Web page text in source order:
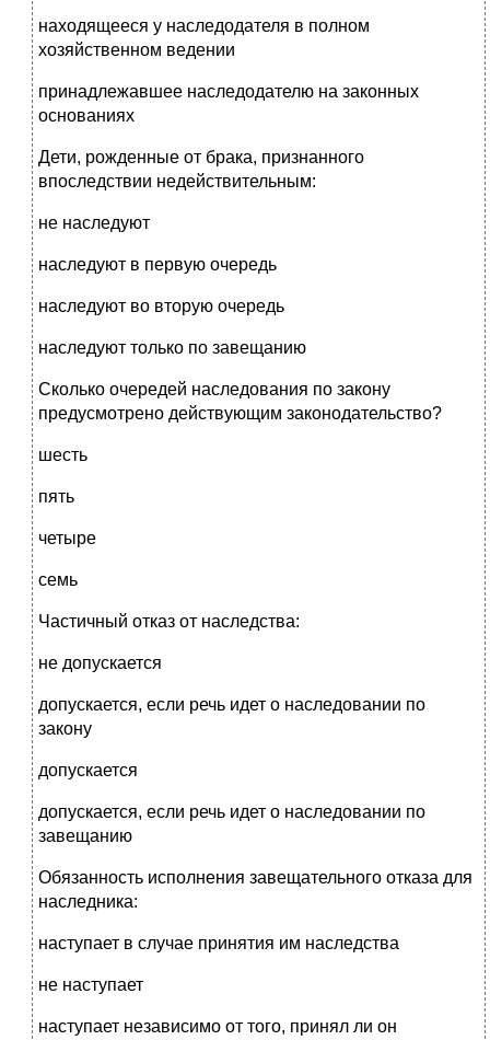
находящееся у наследодателя в полном
хозяйственном ведении
принадлежавшее наследодателю на законных
основаниях
Дети, рожденные от брака, признанного
впоследствии недействительным:
не наследуют
наследуют в первую очередь
наследуют во вторую очередь
наследуют только по завещанию
Сколько очередей наследования по закону
предусмотрено действующим законодательство?
шесть
пять
четыре
семь
Частичный отказ от наследства:
не допускается
допускается, если речь идет о наследовании по
закону
допускается
допускается, если речь идет о наследовании по
завещанию
Обязанность исполнения завещательного отказа для
наследника:
наступает в случае принятия им наследства
не наступает
наступает независимо от того, принял ли он